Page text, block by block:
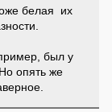
белая их
был у
опять же